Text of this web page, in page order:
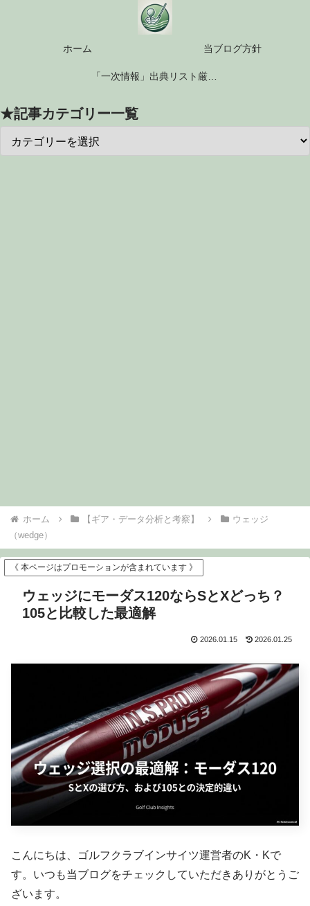
ホーム 当ブログ方針
「一次情報」出典リスト厳選10選
★記事カテゴリー一覧
ホーム 【ギア・データ分析と考察】
ウェッジ
（wedge）
《 本ページはプロモーションが含まれています 》
ウェッジにモーダス120ならSとXどっち？
105と比較した最適解
2026.01.15 2026.01.25
こんにちは、ゴルフクラブインサイツ運営者のK・Kで
す。いつも当ブログをチェックしていただきありがとうご
ざいます。